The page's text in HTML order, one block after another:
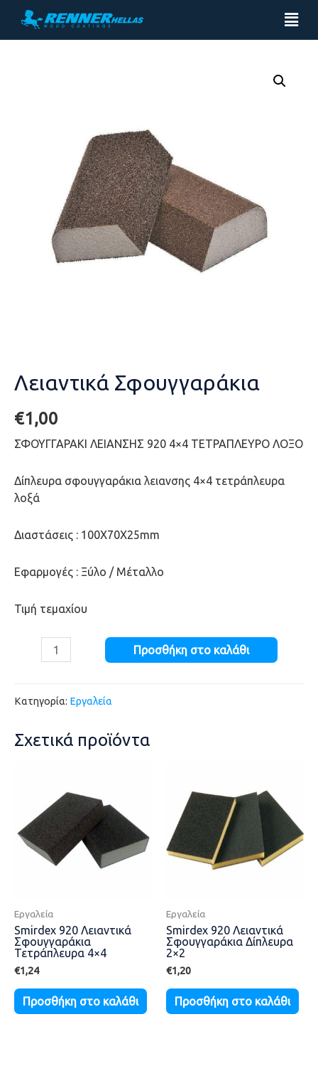
Λειαντικά Σφουγγαράκια
€1,00
ΣΦΟΥΓΓΑΡΑΚΙ ΛΕΙΑΝΣΗΣ 920 4×4 ΤΕΤΡΑΠΛΕΥΡΟ ΛΟΞΟ
Δίπλευρα σφουγγαράκια λειανσης 4×4 τετράπλευρα
λοξά
Διαστάσεις : 100Χ70Χ25mm
Εφαρμογές : Ξύλο / Μέταλλο
Τιμή τεμαχίου
Προσθήκη στο καλάθι
Κατηγορία: Εργαλεία
Σχετικά προϊόντα
Εργαλεία
Smirdex 920 Λειαντικά
Σφουγγαράκια
Τετράπλευρα 4×4
€1,24
Προσθήκη στο καλάθι
Εργαλεία
Smirdex 920 Λειαντικά
Σφουγγαράκια Δίπλευρα
2×2
€1,20
Προσθήκη στο καλάθι